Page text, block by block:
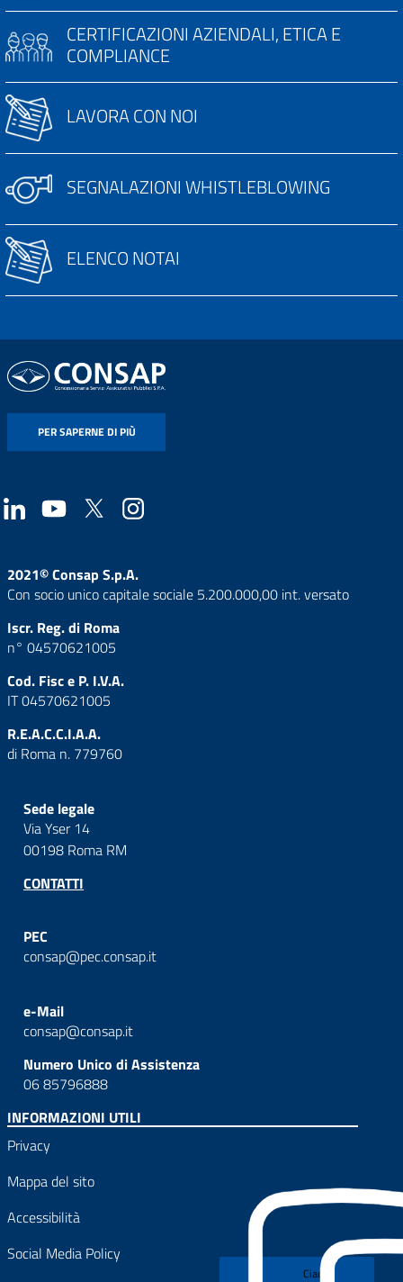
CERTIFICAZIONI AZIENDALI, ETICA E
COMPLIANCE
LAVORA CON NOI
SEGNALAZIONI WHISTLEBLOWING
ELENCO NOTAI
PER SAPERNE DI PIÙ
2021© Consap S.p.A.
Con socio unico capitale sociale 5.200.000,00 int. versato
Iscr. Reg. di Roma
n° 04570621005
Cod. Fisc e P. I.V.A.
IT 04570621005
R.E.A.C.C.I.A.A.
di Roma n. 779760
Sede legale
Via Yser 14
00198 Roma RM
CONTATTI
PEC
consap@pec.consap.it
e-Mail
consap@consap.it
Numero Unico di Assistenza
06 85796888
INFORMAZIONI UTILI
Privacy
Mappa del sito
Accessibilità
Social Media Policy
Ciao!